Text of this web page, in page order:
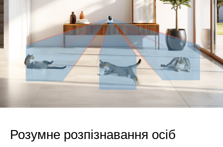
Розумне розпізнавання осіб